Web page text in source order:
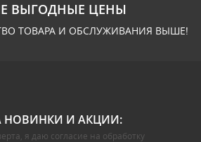
ВЫГОДНЫЕ ЦЕНЫ
ТОВАРА И ОБСЛУЖИВАНИЯ ВЫШЕ!
НОВИНКИ И АКЦИИ:
я даю согласие на обработку